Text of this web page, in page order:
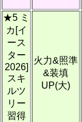
★5 ミ
カ[イ
ース
ター
2026]
スキ
ルツ
リー
習得
火力&照準
&装填
UP(大)